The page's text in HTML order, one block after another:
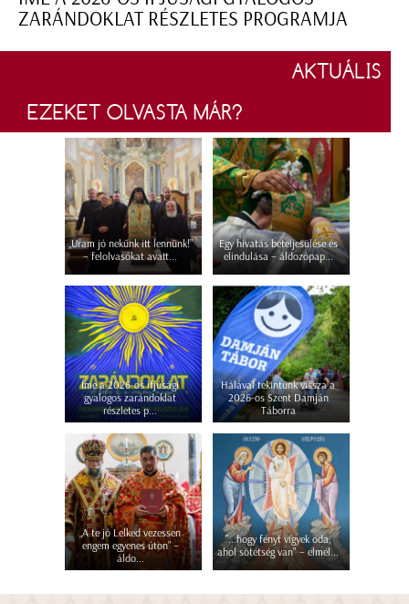
ZARÁNDOKLAT RÉSZLETES PROGRAMJA
AKTUÁLIS
EZEKET OLVASTA MÁR?
„Uram jó nekünk itt lennünk!”
– felolvasókat avatt...
Egy hivatás beteljesülése és
elindulása – áldozópap...
Íme a 2026-os ifjúsági
gyalogos zarándoklat
részletes p...
Hálával tekintünk vissza a
2026-os Szent Damján
Táborra
„A te jó Lelked vezessen
engem egyenes úton” –
áldo...
"...hogy fényt vigyek oda,
ahol sötétség van" – elmél...